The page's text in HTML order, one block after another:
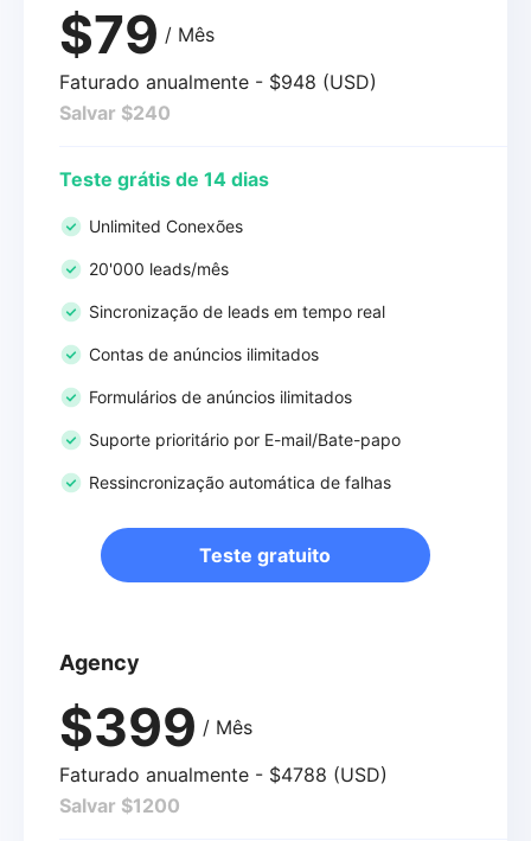
$79 / Mês
Faturado anualmente - $948 (USD)
Salvar $240
Teste grátis de 14 dias
Unlimited Conexões
20'000 leads/mês
Sincronização de leads em tempo real
Contas de anúncios ilimitados
Formulários de anúncios ilimitados
Suporte prioritário por E-mail/Bate-papo
Ressincronização automática de falhas
Teste gratuito
Agency
$399 / Mês
Faturado anualmente - $4788 (USD)
Salvar $1200